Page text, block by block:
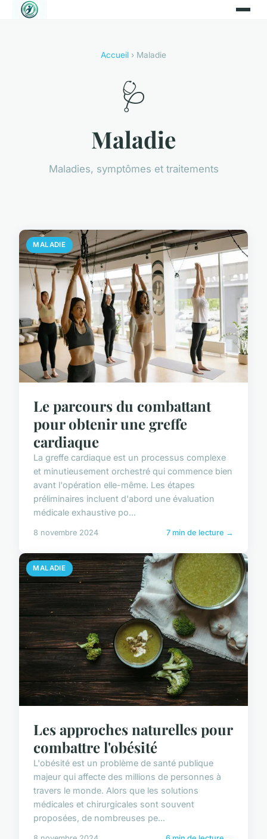
Accueil › Maladie
🩺
Maladie
Maladies, symptômes et traitements
MALADIE
Le parcours du combattant
pour obtenir une greffe
cardiaque
La greffe cardiaque est un processus complexe
et minutieusement orchestré qui commence bien
avant l'opération elle-même. Les étapes
préliminaires incluent d'abord une évaluation
médicale exhaustive po...
8 novembre 2024 7 min de lecture →
MALADIE
Les approches naturelles pour
combattre l'obésité
L'obésité est un problème de santé publique
majeur qui affecte des millions de personnes à
travers le monde. Alors que les solutions
médicales et chirurgicales sont souvent
proposées, de nombreuses pe...